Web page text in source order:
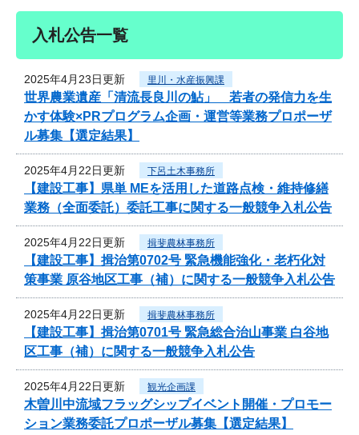
入札公告一覧
2025年4月23日更新 里川・水産振興課
世界農業遺産「清流長良川の鮎」 若者の発信力を生
かす体験×PRプログラム企画・運営等業務プロポーザ
ル募集【選定結果】
2025年4月22日更新 下呂土木事務所
【建設工事】県単 MEを活用した道路点検・維持修繕
業務（全面委託）委託工事に関する一般競争入札公告
2025年4月22日更新 揖斐農林事務所
【建設工事】揖治第0702号 緊急機能強化・老朽化対
策事業 原谷地区工事（補）に関する一般競争入札公告
2025年4月22日更新 揖斐農林事務所
【建設工事】揖治第0701号 緊急総合治山事業 白谷地
区工事（補）に関する一般競争入札公告
2025年4月22日更新 観光企画課
木曽川中流域フラッグシップイベント開催・プロモー
ション業務委託プロポーザル募集【選定結果】